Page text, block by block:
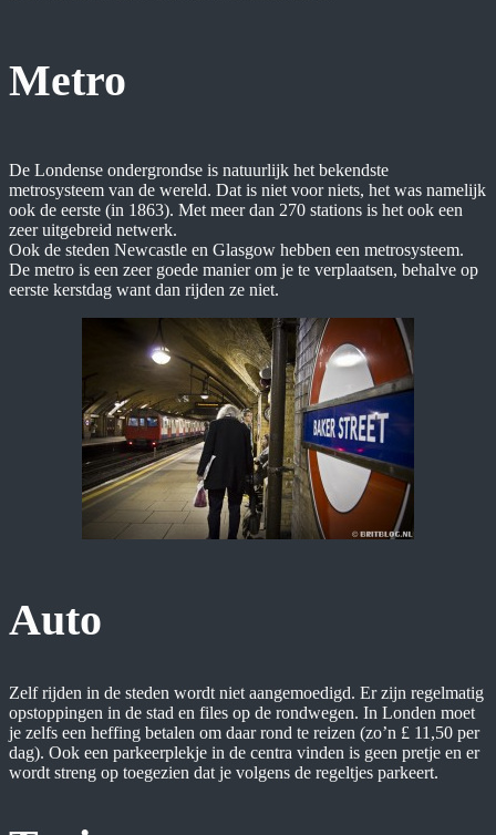
Metro
De Londense ondergrondse is natuurlijk het bekendste
metrosysteem van de wereld. Dat is niet voor niets, het was namelijk
ook de eerste (in 1863). Met meer dan 270 stations is het ook een
zeer uitgebreid netwerk.
Ook de steden Newcastle en Glasgow hebben een metrosysteem.
De metro is een zeer goede manier om je te verplaatsen, behalve op
eerste kerstdag want dan rijden ze niet.
Auto
Zelf rijden in de steden wordt niet aangemoedigd. Er zijn regelmatig
opstoppingen in de stad en files op de rondwegen. In Londen moet
je zelfs een heffing betalen om daar rond te reizen (zo’n £ 11,50 per
dag). Ook een parkeerplekje in de centra vinden is geen pretje en er
wordt streng op toegezien dat je volgens de regeltjes parkeert.